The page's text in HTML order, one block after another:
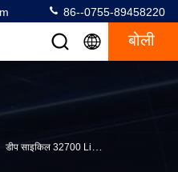
86--0755-89458220
बोली
डीप साइकिल 32700 Lifepo4 बैटरी 12.8V 24AH रिचार्जेबल लिथियम बैटरी पैक